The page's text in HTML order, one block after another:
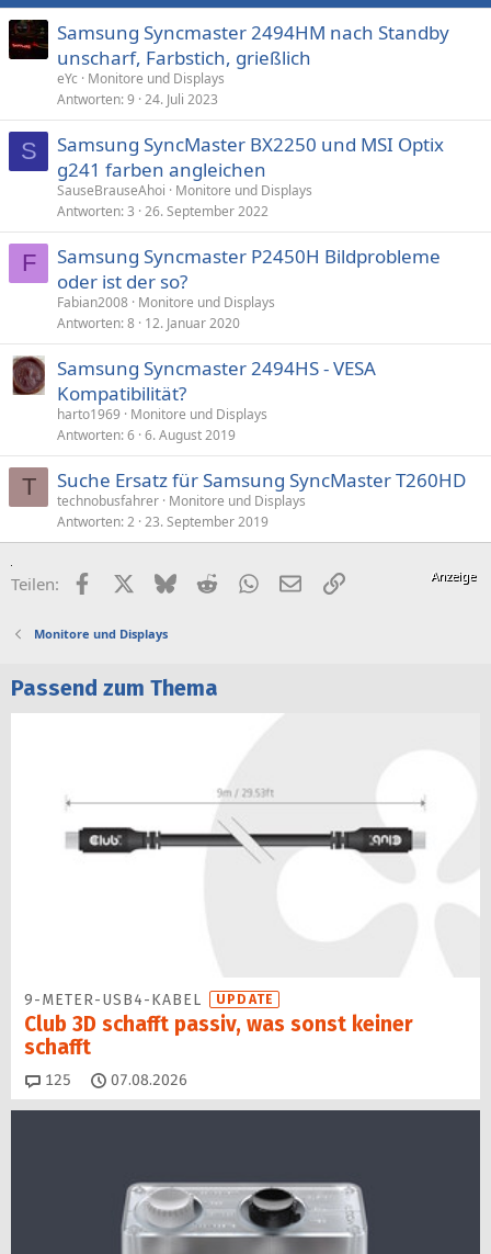
Samsung Syncmaster 2494HM nach Standby
unscharf, Farbstich, grießlich
eYc
Monitore und Displays
Antworten 9 24. Juli 2023
S
Samsung SyncMaster BX2250 und MSI Optix
g241 farben angleichen
SauseBrauseAhoi
Monitore und Displays
Antworten 3 26. September 2022
F
Samsung Syncmaster P2450H Bildprobleme
oder ist der so?
Fabian2008 Monitore und Displays
Antworten 8 12. Januar 2020
Samsung Syncmaster 2494HS - VESA
Kompatibilität?
harto1969
Monitore und Displays
Antworten 6 6. August 2019
T Suche Ersatz für Samsung SyncMaster T260HD
technobusfahrer Monitore und Displays
Antworten 2 23. September 2019
Teilen: FacebookX (Twitter)
BlueskyRedditWhatsApp
E-MailLink
Monitore und Displays
Passend zum Thema
9-METER-USB4-KABEL UPDATE
Club 3D schafft passiv, was sonst keiner
schafft
125 Kommentare
07.08.2026